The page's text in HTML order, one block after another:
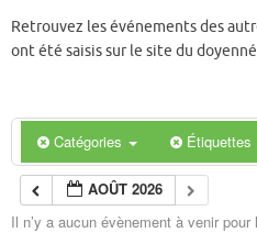
Retrouvez les événements des
ont été saisis sur le site du
Catégories Étiquettes
AOÛT 2026
Il n’y a aucun évènement à venir pour